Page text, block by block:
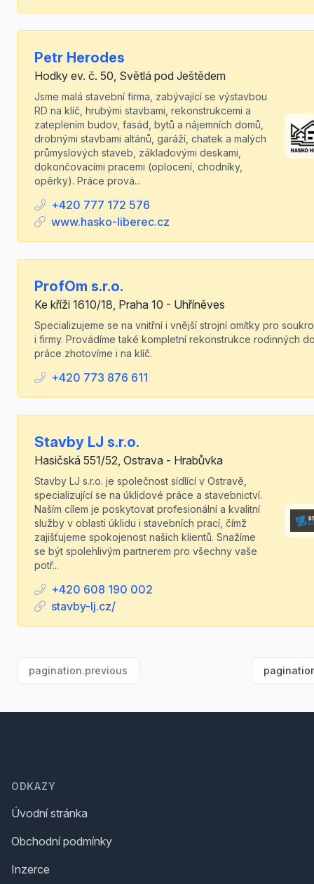
Petr Herodes
Hodky ev. č. 50, Světlá pod Ještědem
Jsme malá stavební firma, zabývající se výstavbou
RD na klíč, hrubými stavbami, rekonstrukcemi a
zateplením budov, fasád, bytů a nájemních domů,
drobnými stavbami altánů, garáží, chatek a malých
průmyslových staveb, základovými deskami,
dokončovacími pracemi (oplocení, chodníky,
opěrky). Práce prová...
+420 777 172 576
www.hasko-liberec.cz
ProfOm s.r.o.
Ke kříži 1610/18, Praha 10 - Uhříněves
Specializujeme se na vnitřní i vnější strojní omítky pro
i firmy. Provádíme také kompletní rekonstrukce rodinných
práce zhotovíme i na klíč.
+420 773 876 611
Stavby LJ s.r.o.
Hasičská 551/52, Ostrava - Hrabůvka
Stavby LJ s.r.o. je společnost sídlící v Ostravě,
specializující se na úklidové práce a stavebnictví.
Naším cílem je poskytovat profesionální a kvalitní
služby v oblasti úklidu i stavebních prací, čímž
zajišťujeme spokojenost našich klientů. Snažíme
se být spolehlivým partnerem pro všechny vaše
potř...
+420 608 190 002
stavby-lj.cz/
pagination.previous
ODKAZY
Úvodní stránka
Obchodní podmínky
Inzerce